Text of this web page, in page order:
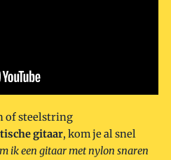
of steelstring
gitaar, kom je al snel
ik een gitaar met nylon snaren